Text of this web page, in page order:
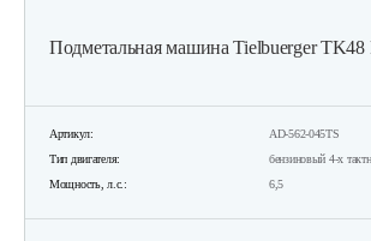
Подметальная машина Tielbuerger TK48
Артикул:
AD-562-045TS
Тип двигателя:
бензиновый 4-х
Мощность, л.с.:
6,5